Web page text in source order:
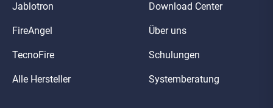
Jablotron
FireAngel
TecnoFire
Alle Hersteller
Download Center
Über uns
Schulungen
Systemberatung